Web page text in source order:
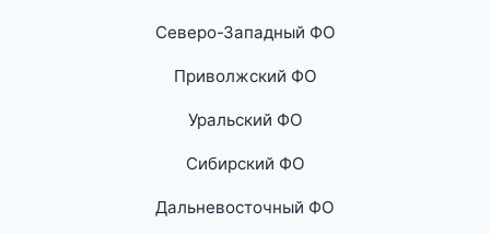
Северо-Западный ФО
Приволжский ФО
Уральский ФО
Сибирский ФО
Дальневосточный ФО